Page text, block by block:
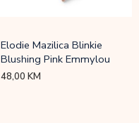
Elodie Mazilica Blinkie
Blushing Pink Emmylou
48,00KM